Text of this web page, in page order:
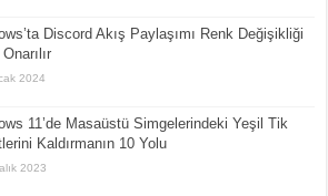
Discord Akış Paylaşımı Renk Değişikliği
2024
11’de Masaüstü Simgelerindeki Yeşil Tik
Kaldırmanın 10 Yolu
2023